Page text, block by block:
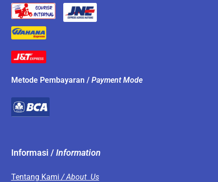
Metode Pembayaran / Payment Mode
Informasi /Information
Tentang Kami / About Us